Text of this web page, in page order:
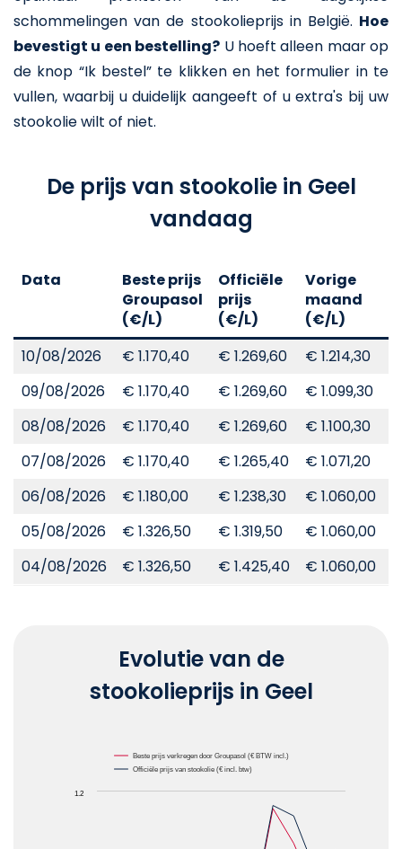
schommelingen van de stookolieprijs in België. Hoe
bevestigt u een bestelling? U hoeft alleen maar op
de knop “Ik bestel” te klikken en het formulier in te
vullen, waarbij u duidelijk aangeeft of u extra's bij uw
stookolie wilt of niet.
De prijs van stookolie in Geel
vandaag
Data
Beste prijs
Groupasol
(€/L)
Officiële
prijs
(€/L)
Vorige
maand
(€/L)
10/08/2026
€ 1.170,40 € 1.269,60 € 1.214,30
09/08/2026
€ 1.170,40 € 1.269,60 € 1.099,30
08/08/2026
€ 1.170,40 € 1.269,60 € 1.100,30
07/08/2026
€ 1.170,40 € 1.265,40 € 1.071,20
06/08/2026
€ 1.180,00 € 1.238,30 € 1.060,00
05/08/2026
€ 1.326,50 € 1.319,50 € 1.060,00
04/08/2026
€ 1.326,50 € 1.425,40 € 1.060,00
Evolutie van de
stookolieprijs in Geel
Line chart with 2 lines.
The chart has 1 X axis displaying Maanden.
The chart has 1 Y axis displaying Prijzen van
Beste prijs verkregen door Groupasol (€ BTW incl.)
Officiële prijs van stookolie (€ incl. btw)
1.2